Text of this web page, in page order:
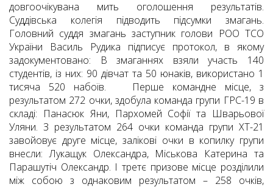
довгоочікувана мить оголошення результатів.
Суддівська колегія підводить підсумки змагань.
Головний суддя змагань заступник голови РОО ТСО
України Василь Рудика підписує протокол, в якому
задокументовано: В змаганнях взяли участь 140
студентів, із них: 90 дівчат та 50 юнаків, використано 1
тисяча 520 набоїв. Перше командне місце, з
результатом 272 очки, здобула команда групи ГРС-19 в
складі: Панасюк Яни, Пархомей Софії та Шварьової
Уляни. З результатом 264 очки команда групи ХТ-21
завойовує друге місце, залікові очки в копилку групи
внесли: Лукащук Олександра, Міськова Катерина та
Парашутіч Олександр. І третє призове місце розділили
між собою з однаковим результатом – 258 очків,